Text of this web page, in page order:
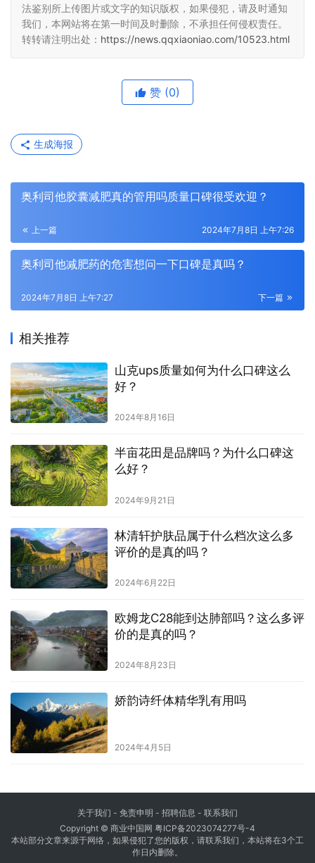
法鉴别所上传图片或文字的知识版权，如果侵犯，请及时通知
我们，本网站将在第一时间及时删除，不承担任何侵权责任。
转转请注明出处： https://news.qqxiaoniao.com/10523.html
赞 (0)
生成海报
奥利司他胶囊减肥真的管用吗质量口碑很受欢迎？
上一篇 2024年7月8日 上午7:26
奥利司他减肥药的危害想问一下口碑是真吗？
下一篇
2024年7月8日 上午7:27
相关推荐
山克ups质量如何为什么口碑这么
好？
2024年8月16日
半亩花田是品牌吗？为什么口碑这
么好？
2024年9月21日
林清轩护肤品属于什么档次这么多
评价的是真的吗？
2024年6月22日
欧姆龙C28能到达肺部吗？这么多评
价的是真的吗？
2024年8月23日
娇韵诗纤体精华乳有用吗
2024年4月5日
关于我们 - 免责申明 - 招聘信息 - 联系我们
Copyright © 商业中国网 粤ICP备2023074277号-4
本站部分文章来源于网络，如果侵犯了您的版权，请联系我们，本站将在3个工
作日内删除。